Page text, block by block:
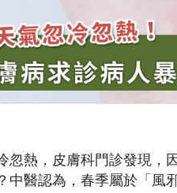
忽熱，皮膚科門診發現，因
中醫認為，春季屬於「風